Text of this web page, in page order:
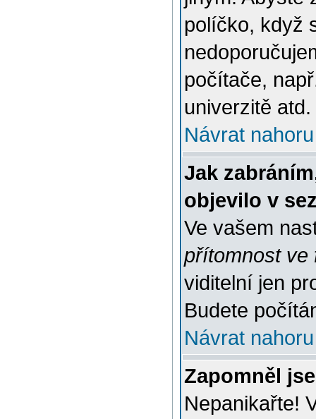
políčko, když
počítače,
univerzitě atd.
Návrat nahoru
Jak
objevilo v
Ve vašem
přítomnost ve
viditelní jen
Budete
Návrat nahoru
Zapomněl
Nepanikařte!